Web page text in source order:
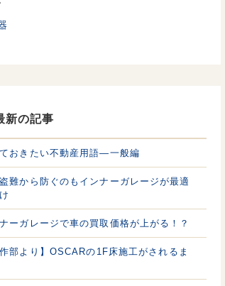
新の記事
おきたい不動産用語—一般編
難から防ぐのもインナーガレージが最適
ーガレージで車の買取価格が上がる！？
作部より】OSCARの1F床施工がされるま